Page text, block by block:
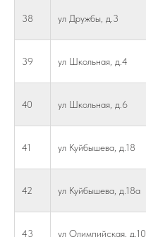
38 ул Дружбы, д.3
39 ул Школьная, д.4
40 ул Школьная, д.6
41 ул Куйбышева, д.18
42 ул Куйбышева, д.18а
43 ул Олимпийская, д.10